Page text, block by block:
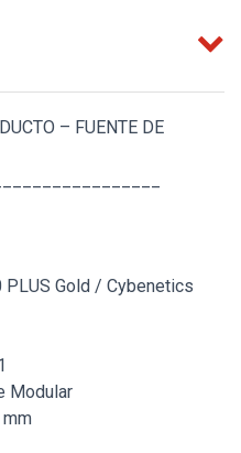
– FUENTE DE
PLUS Gold / Cybenetics
Modular